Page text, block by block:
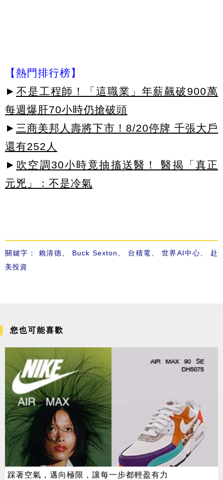
【熱門排行榜】
► 不是工程師！「這職業」年薪飆破900萬
每週爆肝70小時仍搶破頭
► 三商美邦人壽將下市！8/20停牌 千張大戶
還有252人
► 吹空調30小時竟抽搐送醫！ 醫揭「真正
元兇」：不是冷氣
關鍵字： 賴清德、 Buck Sexton、 台積電、 世界AI中心、 赴
美投資
您也可能喜歡
踩著空氣，邁向極限，讓每一步都輕盈有力